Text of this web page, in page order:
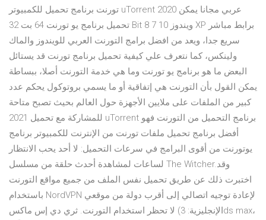
تورنت برنامج تحميل للكمبيوتر uTorrent 2020 عربي مجانا يمكن
تحميل برنامج يو تورنت 64 بت 32 Bit ويندوز 10 7 8 XP برابط مباشر
سريع جدا، ويعد من افضل برامج التورنت العربي للويندوز والماك
ولينكس، كما نتعرف علي كيفية تحميل برنامج تورنت قد يستائل
البعض ما هو برنامج يو تورنت وما هي خدمة التورنت أصلا، ببساطة
يمكن القول بأن التورنت هي إتفاقية أو ما يسمي بروتوكول يحكم عدد
كبير من الملفات على ملايين الأجهزة حول العالم بحيث تصبح متاحة
للمشاركة مع تحميل 2021 uTorrent برنامج التحميل من التورنت فهو
أفضل برنامج تحميل ملفات تورنت من الإنترنت للكمبيوتر برنامج
يوتورنت من أقوى البرامج في سرعات التحميل: لا أحد يحب الانتظار
لساعات لمشاهدة أحدث حلقة من مسلسل The Witcher.وقد
اختبرت ذلك عن طريق تحميل نفس الملف من جميع مواقع التورنت
باستخدام NordVPN لإعادة توجيه اتصالي إلى أقرب دولة من موقعي
لا تحظر استخدام التورنت. ثري دي إس ماكس (الإنجليزية: 3ds max،